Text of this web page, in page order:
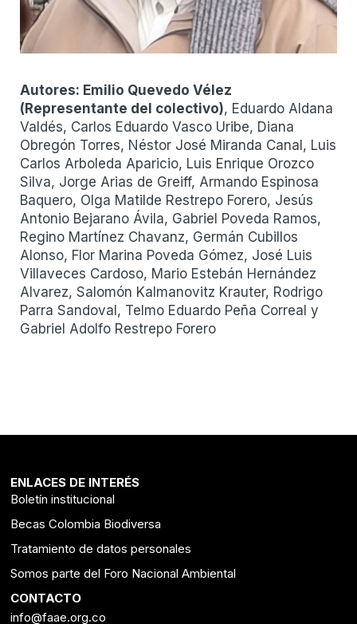
Autores: Emilio Quevedo Vélez
( Representante del colectivo), Eduardo Aldana
Valdés, Carlos Eduardo Vasco Uribe, Diana
Obregón Torres, Néstor José Miranda Canal, Luis
Carlos Arboleda Aparicio, Luis Enrique Orozco
Silva, Jorge Arias de Greiff, Armando Espinosa
Baquero, Olga Matilde Restrepo Forero, Jesús
Antonio Bejarano Ávila, Gabriel Poveda Ramos,
Regino Martínez Chavanz, Germán Cubillos
Alonso, Flor Marina Poveda Gómez, José Luis
Villaveces Cardoso, Mario Estebán Hernández
Alvarez, Salomón Kalmanovitz Krauter, Rodrigo
Parra Sandoval, Telmo Eduardo Peña Correal y
Gabriel Adolfo Restrepo Forero
ENLACES DE INTERÉS
Boletín institucional
Becas Colombia Biodiversa
Tratamiento de datos personales
Somos parte del Foro Nacional Ambiental
CONTACTO
info@faae.org.co